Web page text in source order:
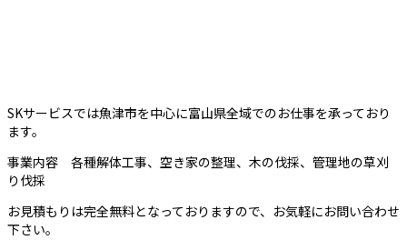
SKサービスでは魚津市を中心に富山県全域でのお仕事を承っており
ます。
事業内容 各種解体工事、空き家の整理、木の伐採、管理地の草刈
り伐採
お見積もりは完全無料となっておりますので、お気軽にお問い合わせ
下さい。